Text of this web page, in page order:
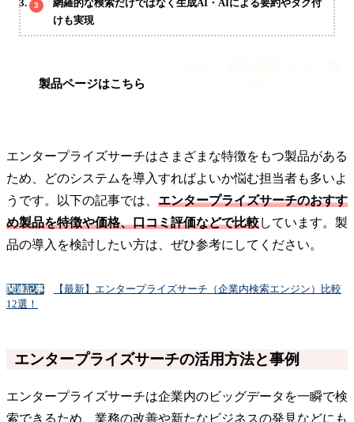
網羅的な検索だけではなく生成AI・AIによる要約やタグ付
けも実現
製品ページはこちら
エンタープライズサーチはさまざまな特徴をもつ製品がある
ため、どのシステムを導入すればよいか悩む担当者も多いよ
うです。以下の記事では、 エンタープライズサーチのおすす
め製品を特徴や価格、口コミ評価などで比較しています。製
品の導入を検討したい方は、ぜひ参考にしてください。
関連記事
【最新】エンタープライズサーチ（企業内検索エンジン）比較
12選！
エンタープライズサーチの活用方法と事例
エンタープライズサーチは企業内のビッグデータを一瞬で検
索できるため、業務の改善や新たなビジネスの発見などにも